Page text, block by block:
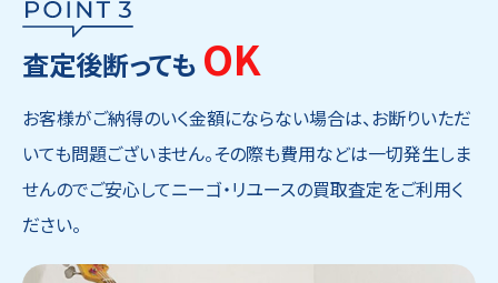
査定後断っても OK
お客様がご納得のいく金額にならない場合は、お断りいただ
いても問題ございません。その際も費用などは一切発生しま
せんのでご安心してニーゴ・リユースの買取査定をご利用く
ださい。